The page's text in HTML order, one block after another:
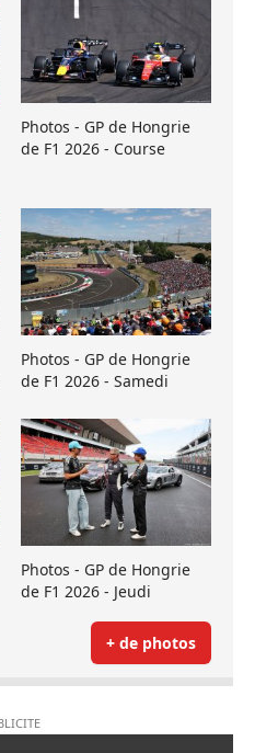
Photos - GP de Hongrie
de F1 2026 - Course
Photos - GP de Hongrie
de F1 2026 - Samedi
Photos - GP de Hongrie
de F1 2026 - Jeudi
+ de photos